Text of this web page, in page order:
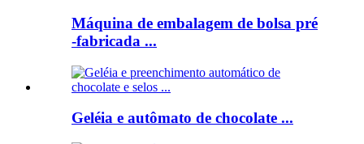
Máquina de embalagem de bolsa pré
-fabricada ...
Geléia e autômato de chocolate ...